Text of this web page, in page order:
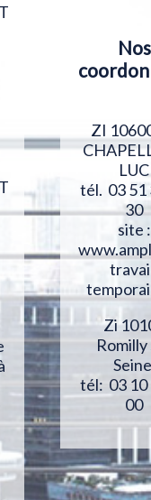
Nos
ZI
LUC
tél. 03 51
30
site :
Zi
tél: 03 10
00